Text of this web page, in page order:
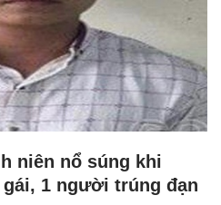
niên nổ súng khi
1 người trúng đạn